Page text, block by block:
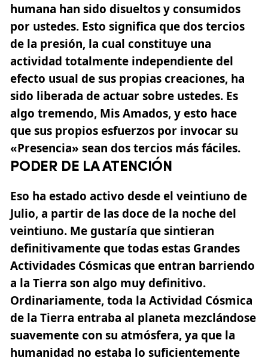
humana han sido disueltos y consumidos
por ustedes. Esto significa que dos tercios
de la presión, la cual constituye una
actividad totalmente independiente del
efecto usual de sus propias creaciones, ha
sido liberada de actuar sobre ustedes. Es
algo tremendo, Mis Amados, y esto hace
que sus propios esfuerzos por invocar su
«Presencia» sean dos tercios más fáciles.
PODER DE LA ATENCIÓN
Eso ha estado activo desde el veintiuno de
Julio, a partir de las doce de la noche del
veintiuno. Me gustaría que sintieran
definitivamente que todas estas Grandes
Actividades Cósmicas que entran barriendo
a la Tierra son algo muy definitivo.
Ordinariamente, toda la Actividad Cósmica
de la Tierra entraba al planeta mezclándose
suavemente con su atmósfera, ya que la
humanidad no estaba lo suficientemente